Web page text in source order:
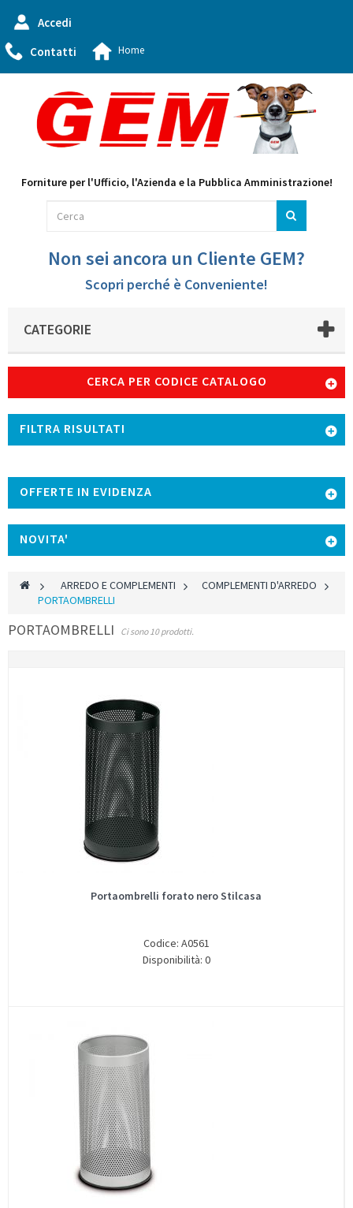
Accedi
Contatti
Home
Forniture per l'Ufficio, l'Azienda e la Pubblica Amministrazione!
Non sei ancora un Cliente GEM?
Scopri perché è Conveniente!
CATEGORIE
CERCA PER CODICE CATALOGO
FILTRA RISULTATI
OFFERTE IN EVIDENZA
NOVITA'
> ARREDO E COMPLEMENTI >
COMPLEMENTI D'ARREDO
PORTAOMBRELLI
PORTAOMBRELLI Ci sono 10 prodotti.
Portaombrelli forato nero Stilcasa
Codice: A0561
Disponibilità: 0